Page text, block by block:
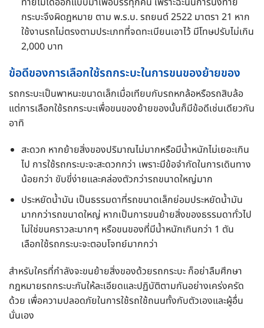
กระบะจึงผิดฎหมาย ตาม พ.ร.บ. รถยนต์ 2522 มาตรา 21 หาก
ใช้งานรถไม่ตรงตามประเภทที่จดทะเบียนเอาไว้ มีโทษปรับไม่เกิน
2,000 บาท
ข้อดีของการเลือกใช้รถกระบะในการขนของย้ายของ
รถกระบะเป็นพาหนะขนาดเล็กเมื่อเทียบกับรถหกล้อหรือรถสิบล้อ
แต่การเลือกใช้รถกระบะเพื่อขนของย้ายของนั้นก็มีข้อดีเช่นเดียวกัน
อาทิ
สะดวก หากย้ายสิ่งของปริมาณไม่มากหรือมีน้ำหนักไม่เยอะเกิน
ไป การใช้รถกระบะจะสะดวกกว่า เพราะมีข้อจำกัดในการเดินทาง
น้อยกว่า ขับขี่ง่ายและคล่องตัวกว่ารถขนาดใหญ่มาก
ประหยัดน้ำมัน เป็นธรรมดาที่รถขนาดเล็กย่อมประหยัดน้ำมัน
มากกว่ารถขนาดใหญ่ หากเป็นการขนย้ายสิ่งของธรรมดาทั่วไป
ไม่ใช่ขนคราวละมากๆ หรือขนของที่มีน้ำหนักเกินกว่า 1 ตัน
เลือกใช้รถกระบะจะตอบโจทย์มากกว่า
สำหรับใครที่กำลังจะขนย้ายสิ่งของด้วยรถกระบะ ก็อย่าลืมศึกษา
กฎหมายรถกระบะกันให้ละเอียดและปฏิบัติตามกันอย่างเคร่งครัด
ด้วย เพื่อความปลอดภัยในการใช้รถใช้ถนนทั้งกับตัวเองและผู้อื่น
นั่นเอง